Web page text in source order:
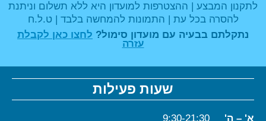
לתקנון המבצע | ההצטרפות למועדון היא ללא תשלום וניתנת
להסרה בכל עת | התמונות להמחשה בלבד | ט.ל.ח
נתקלתם בבעיה עם מועדון סימול? לחצו כאן לקבלת
עזרה
שעות פעילות
א' – ה' 9:30-21:30